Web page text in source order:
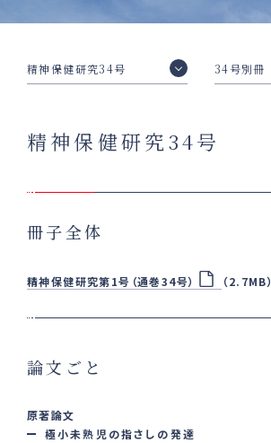
精神保健研究34号 34号別冊
精神保健研究34号
冊子全体
精神保健研究第1号（通巻34号） （2.7MB）
論文ごと
原著論文
極小未熟児の指さしの発達